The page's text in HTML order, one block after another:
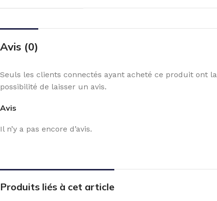
Avis (0)
Avis
Il n’y a pas encore d’avis.
Seuls les clients connectés ayant acheté ce produit ont la
possibilité de laisser un avis.
Produits liés à cet article